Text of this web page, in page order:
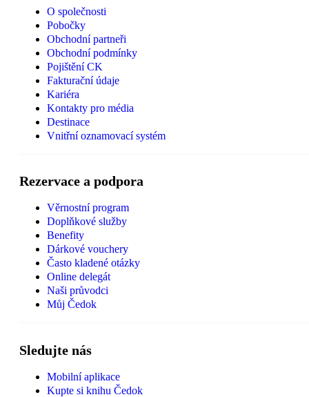
O společnosti
Pobočky
Obchodní partneři
Obchodní podmínky
Pojištění CK
Fakturační údaje
Kariéra
Kontakty pro média
Destinace
Vnitřní oznamovací systém
Rezervace a podpora
Věrnostní program
Doplňkové služby
Benefity
Dárkové vouchery
Často kladené otázky
Online delegát
Naši průvodci
Můj Čedok
Sledujte nás
Mobilní aplikace
Kupte si knihu Čedok